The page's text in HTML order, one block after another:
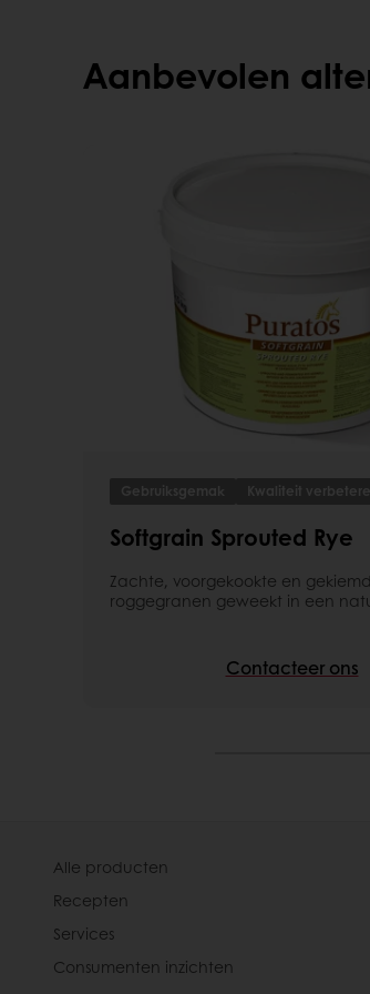
Aanbevolen
Gebruiksgemak Kwaliteit
Softgrain Sprouted Rye
Zachte, voorgekookte en
roggegranen geweekt in een
Contacteer ons
Alle producten
Recepten
Services
Consumenten inzichten